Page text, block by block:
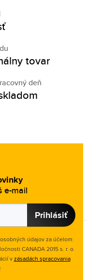
tovar
deň
e-mail
Prihlásiť
údajov za účelom
CANADA 2015 s. r. o.
vzásadách spracovania
.